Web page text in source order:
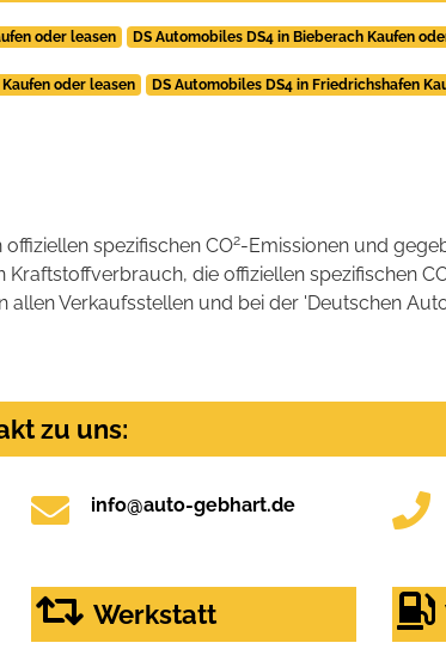
oder leasen DS Automobiles DS4 in Bieberach Kaufen
oder leasen DS Automobiles DS4 in Friedrichshafen
spezifischen CO2-Emissionen und
die offiziellen spezifischen
Verkaufsstellen und bei der 'Deutschen
zu uns:
info@auto-gebhart.de
Werkstatt